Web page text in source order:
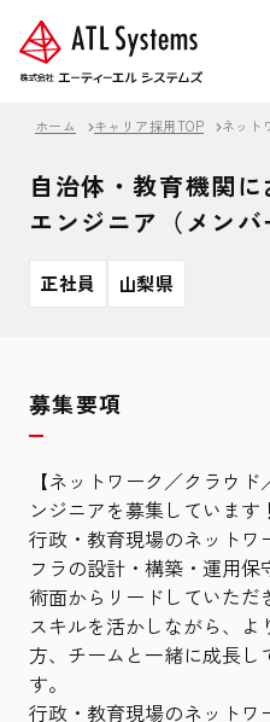
ホーム キャリア採用TOP ネット
自治体・教育機関
エンジニア（メンバ
正社員 山梨県
募集要項
【ネットワーク／クラウ
ンジニアを募集しています
行政・教育現場のネットワ
フラの設計・構築・運用
術面からリードしていた
スキルを活かしながら、
方、チームと一緒に成長し
す。
行政・教育現場のネット